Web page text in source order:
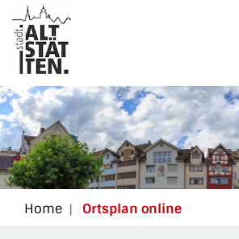
zur Startseite
Direkt zur Hauptnavigation
Direkt zum Inhalt
Direkt zur Suche
Direkt zum Stichwortverzeichnis
Altstätten
Home Ortsplan online